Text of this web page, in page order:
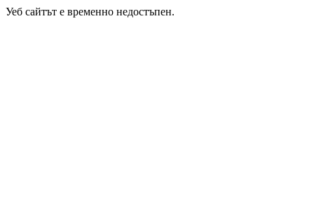
Уеб сайтът е временно недостъпен.